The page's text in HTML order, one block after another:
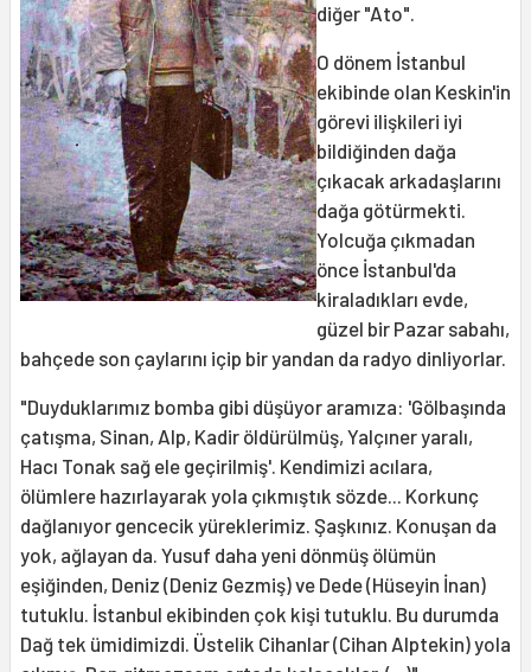
diğer "Ato".
O dönem İstanbul
ekibinde olan Keskin'in
görevi ilişkileri iyi
bildiğinden dağa
çıkacak arkadaşlarını
dağa götürmekti.
Yolcuğa çıkmadan
önce İstanbul'da
kiraladıkları evde,
güzel bir Pazar sabahı,
bahçede son çaylarını içip bir yandan da radyo dinliyorlar.
"Duyduklarımız bomba gibi düşüyor aramıza: 'Gölbaşında
çatışma, Sinan, Alp, Kadir öldürülmüş, Yalçıner yaralı,
Hacı Tonak sağ ele geçirilmiş'. Kendimizi acılara,
ölümlere hazırlayarak yola çıkmıştık sözde... Korkunç
dağlanıyor gencecik yüreklerimiz. Şaşkınız. Konuşan da
yok, ağlayan da. Yusuf daha yeni dönmüş ölümün
eşiğinden, Deniz (Deniz Gezmiş) ve Dede (Hüseyin İnan)
tutuklu. İstanbul ekibinden çok kişi tutuklu. Bu durumda
Dağ tek ümidimizdi. Üstelik Cihanlar (Cihan Alptekin) yola